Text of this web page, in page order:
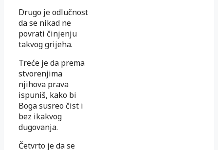
Drugo je odlučnost
da se nikad ne
povrati činjenju
takvog grijeha.
Treće je da prema
stvorenjima
njihova prava
ispuniš, kako bi
Boga susreo čist i
bez ikakvog
dugovanja.
Četvrto je da se